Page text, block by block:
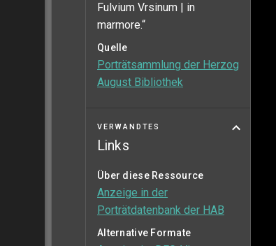
Fulvium Vrsinum | in
marmore.“
Quelle
Porträtsammlung der Herzog
August Bibliothek
VERWANDTES
Links
Über diese Ressource
Anzeige in der
Porträtdatenbank der HAB
Alternative Formate